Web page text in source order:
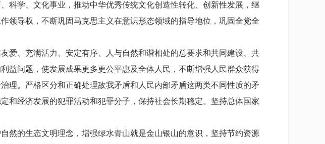
科学、文化事业，推动中华优秀传统文化创造性转化、创新性发展，继
领导权，不断巩固马克思主义在意识形态领域的指导地位，巩固全党全
、充满活力、安定有序、人与自然和谐相处的总要求和共同建设、共
益问题，使发展成果更多更公平惠及全体人民，不断增强人民群众获得
理。严格区分和正确处理敌我矛盾和人民内部矛盾这两类不同性质的矛
和经济发展的犯罪活动和犯罪分子，保持社会长期稳定。坚持总体国家
的生态文明理念，增强绿水青山就是金山银山的意识，坚持节约资源